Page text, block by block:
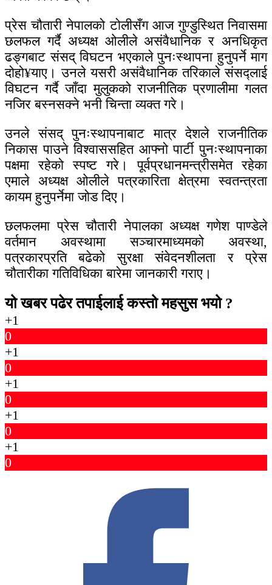
प्रेस चौतारी नेपालको टोलीसँग आज गुण्डुस्थित निवासमा
छलफल गर्दै अध्यक्ष ओलीले असंवैधानिक र अनधिकृत
ढङ्गबाट संसद् विघटन भएकाले पुनःस्थापना हुनुपर्ने माग
दोहो¥याए। उनले यसरी असंवैधानिक तरिकाले संसद्लाई
विघटन गर्दै जाँदा मुलुकको राजनीतिक प्रणालीमा गलत
नजिर बस्नसक्ने भनी चिन्ता व्यक्त गरे।
उनले संसद् पुनःस्थापनाबाट मात्र देशले राजनीतिक
निकास पाउने विश्वाससहित आफ्नो पार्टी पुनःस्थापनाका
पक्षमा रहेको स्पष्ट गरे। पूर्वप्रधानमन्त्रीसमेत रहेका
एमाले अध्यक्ष ओलीले पत्रकारिता क्षेत्रमा स्वतन्त्रता
कायम हुनुपर्नेमा जोड दिए।
छलफलमा प्रेस चौतारी नेपालका अध्यक्ष गणेश पाण्डेले
वर्तमान अवस्थामा सञ्चारमाध्यमको अवस्था,
पत्रकारप्रति बढेको सुरक्षा संवेदनशीलता र प्रेस
चौतारीका गतिविधिका बारेमा जानकारी गराए।
यो खबर पढेर तपाईलाई कस्तो महसुस भयो ?
+1
0
+1
0
+1
0
+1
0
+1
0